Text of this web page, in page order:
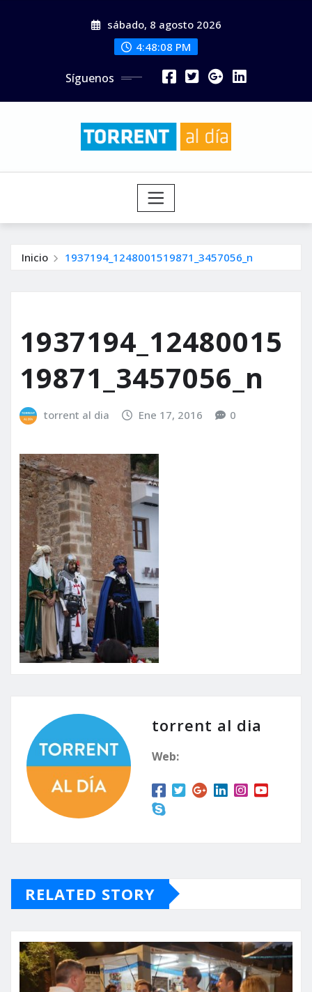
sábado, 8 agosto 2026
4:48:09 PM
Síguenos
Inicio 1937194_1248001519871_3457056_n
1937194_12480015
19871_3457056_n
torrent al dia Ene 17, 2016 0
torrent al dia
Web:
RELATED STORY